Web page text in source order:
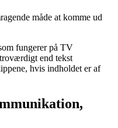
måde at komme ud
fungerer på TV
end tekst
hvis indholdet er af